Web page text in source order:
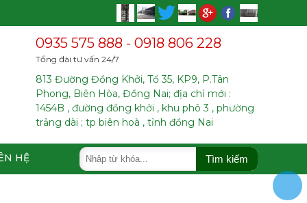
0935 575 888 - 0918 806 228
Tổng đài tư vấn 24/7
813 Đường Đồng Khởi, Tổ 35, KP9, P.Tân
Phong, Biên Hòa, Đồng Nai; địa chỉ mới :
1454B , đường đồng khởi , khu phô 3 , phường
trảng dài ; tp biên hoà , tỉnh đồng Nai
HỆ Tìm kiếm